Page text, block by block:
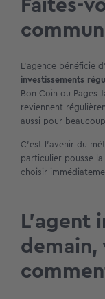
L’agence bénéficie
investissements
Bon Coin ou Pages
reviennent
aussi pour
C’est l’avenir du
particulier pousse
choisir
demain,